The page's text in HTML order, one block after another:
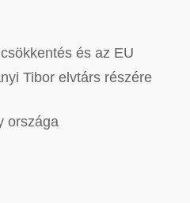
és az EU
Tibor elvtárs részére
országa